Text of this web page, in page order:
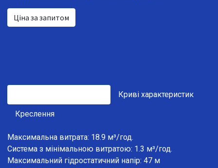
Ціна за запитом
Криві характеристик
Креслення
Максимальна витрата: 18.9 м³/год.
Система з мінімальною витратою: 1.3 м³/год.
Максимальний гідростатичний напір: 47 м